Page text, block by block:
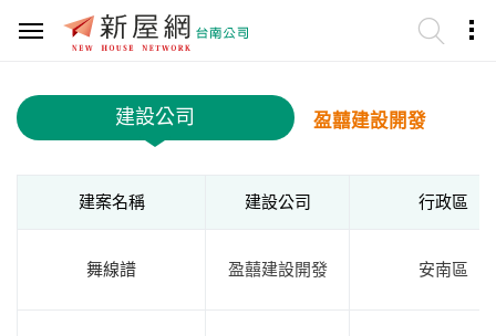
建設公司 盈囍建設開發
建案名稱 建設公司 行政區
舞線譜 盈囍建設開發 安南區